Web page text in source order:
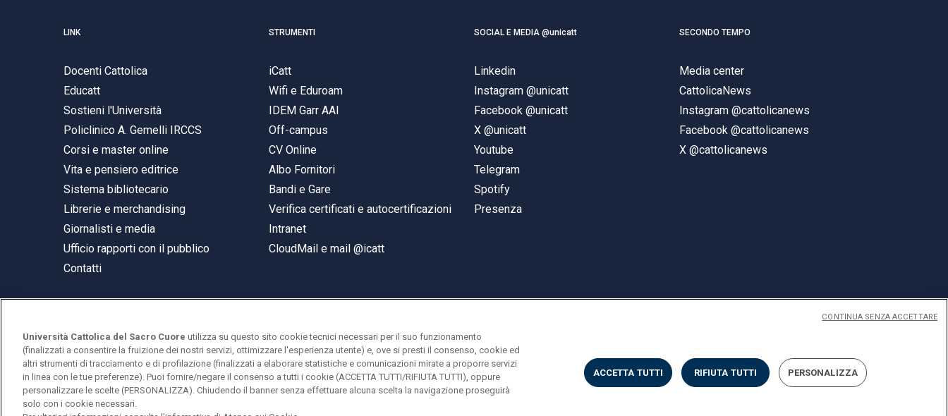
LINK
Docenti Cattolica
Educatt
Sostieni l'Università
Policlinico A. Gemelli IRCCS
Corsi e master online
Vita e pensiero editrice
Sistema bibliotecario
Librerie e merchandising
Giornalisti e media
Ufficio rapporti con il pubblico
Contatti
STRUMENTI
iCatt
Wifi e Eduroam
IDEM Garr AAI
Off-campus
CV Online
Albo Fornitori
Bandi e Gare
Verifica certificati e autocertificazioni
Intranet
CloudMail e mail @icatt
SOCIAL E MEDIA @unicatt
Linkedin
Instagram @unicatt
Facebook @unicatt
X @unicatt
Youtube
Telegram
Spotify
Presenza
SECONDO TEMPO
Media center
CattolicaNews
Instagram @cattolicanews
Facebook @cattolicanews
X @cattolicanews
© Università Cattolica del Sacro Cuore
Largo A. Gemelli 1, 20123 Milano
PI 02133120150
Privacy AccessibilitàCookies Impostazione Cookies
Università Cattolica del Sacro Cuore utilizza su questo sito cookie tecnici necessari per il suo funzionamento
(finalizzati a consentire la fruizione dei nostri servizi, ottimizzare l'esperienza utente) e, ove si presti il consenso, cookie ed
altri strumenti di tracciamento e di profilazione (finalizzati a elaborare statistiche e comunicazioni mirate a proporre servizi
in linea con le tue preferenze). Puoi fornire/negare il consenso a tutti i cookie (ACCETTA TUTTI/RIFIUTA TUTTI), oppure
personalizzare le scelte (PERSONALIZZA). Chiudendo il banner senza effettuare alcuna scelta la navigazione proseguirà
solo con i cookie necessari.
ACCETTA TUTTI RIFIUTA TUTTI PERSONALIZZA
CONTINUA SENZA ACCETTARE